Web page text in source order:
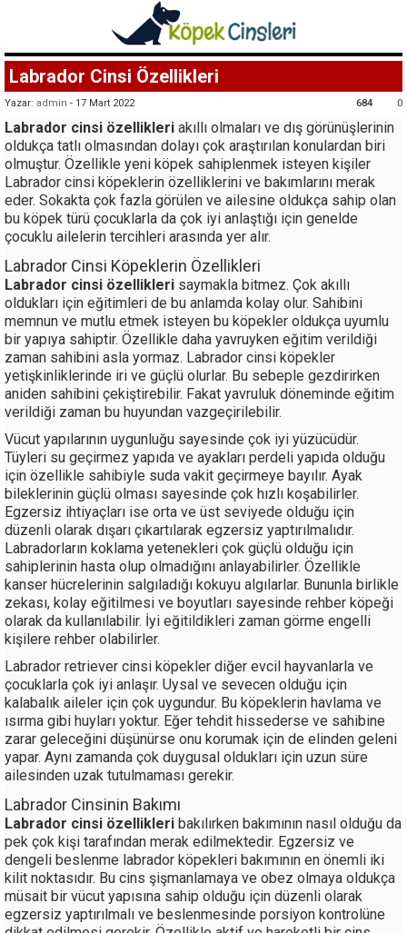
Labrador Cinsi Özellikleri
Yazar: admin - 17 Mart 2022 684 0
Labrador cinsi özellikleri akıllı olmaları ve dış görünüşlerinin
oldukça tatlı olmasından dolayı çok araştırılan konulardan biri
olmuştur. Özellikle yeni köpek sahiplenmek isteyen kişiler
Labrador cinsi köpeklerin özelliklerini ve bakımlarını merak
eder. Sokakta çok fazla görülen ve ailesine oldukça sahip olan
bu köpek türü çocuklarla da çok iyi anlaştığı için genelde
çocuklu ailelerin tercihleri arasında yer alır.
Labrador Cinsi Köpeklerin Özellikleri
Labrador cinsi özellikleri saymakla bitmez. Çok akıllı
oldukları için eğitimleri de bu anlamda kolay olur. Sahibini
memnun ve mutlu etmek isteyen bu köpekler oldukça uyumlu
bir yapıya sahiptir. Özellikle daha yavruyken eğitim verildiği
zaman sahibini asla yormaz. Labrador cinsi köpekler
yetişkinliklerinde iri ve güçlü olurlar. Bu sebeple gezdirirken
aniden sahibini çekiştirebilir. Fakat yavruluk döneminde eğitim
verildiği zaman bu huyundan vazgeçirilebilir.
Vücut yapılarının uygunluğu sayesinde çok iyi yüzücüdür.
Tüyleri su geçirmez yapıda ve ayakları perdeli yapıda olduğu
için özellikle sahibiyle suda vakit geçirmeye bayılır. Ayak
bileklerinin güçlü olması sayesinde çok hızlı koşabilirler.
Egzersiz ihtiyaçları ise orta ve üst seviyede olduğu için
düzenli olarak dışarı çıkartılarak egzersiz yaptırılmalıdır.
Labradorların koklama yetenekleri çok güçlü olduğu için
sahiplerinin hasta olup olmadığını anlayabilirler. Özellikle
kanser hücrelerinin salgıladığı kokuyu algılarlar. Bununla birlikle
zekası, kolay eğitilmesi ve boyutları sayesinde rehber köpeği
olarak da kullanılabilir. İyi eğitildikleri zaman görme engelli
kişilere rehber olabilirler.
Labrador retriever cinsi köpekler diğer evcil hayvanlarla ve
çocuklarla çok iyi anlaşır. Uysal ve sevecen olduğu için
kalabalık aileler için çok uygundur. Bu köpeklerin havlama ve
ısırma gibi huyları yoktur. Eğer tehdit hissederse ve sahibine
zarar geleceğini düşünürse onu korumak için de elinden geleni
yapar. Aynı zamanda çok duygusal oldukları için uzun süre
ailesinden uzak tutulmaması gerekir.
Labrador Cinsinin Bakımı
Labrador cinsi özellikleri bakılırken bakımının nasıl olduğu da
pek çok kişi tarafından merak edilmektedir. Egzersiz ve
dengeli beslenme labrador köpekleri bakımının en önemli iki
kilit noktasıdır. Bu cins şişmanlamaya ve obez olmaya oldukça
müsait bir vücut yapısına sahip olduğu için düzenli olarak
egzersiz yaptırılmalı ve beslenmesinde porsiyon kontrolüne